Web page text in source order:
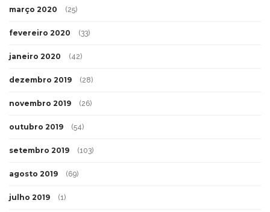
março 2020 (25)
fevereiro 2020 (33)
janeiro 2020 (42)
dezembro 2019 (28)
novembro 2019 (26)
outubro 2019 (54)
setembro 2019 (103)
agosto 2019 (69)
julho 2019 (1)